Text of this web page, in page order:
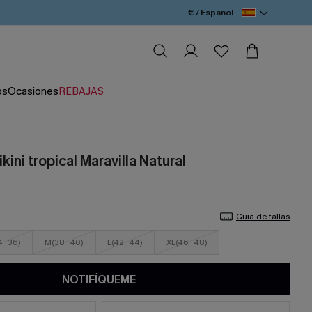
€ / Español
OcasionesREBAJAS
tropical Maravilla Natural
Guía de tallas
36) M(38-40) L(42-44) XL(46-48)
NOTIFÍQUEME